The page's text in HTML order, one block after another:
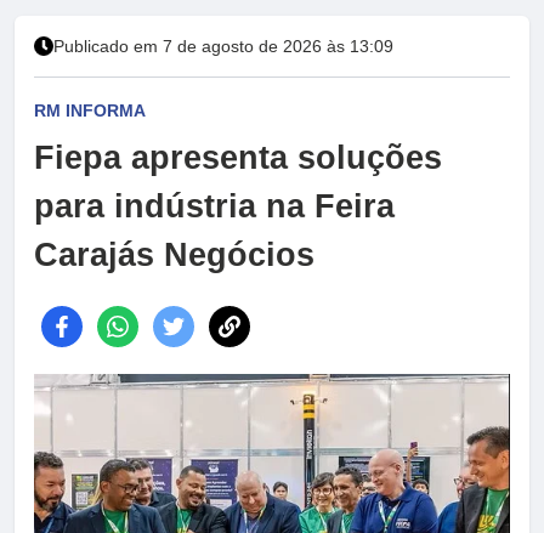
Publicado em 7 de agosto de 2026 às 13:09
RM INFORMA
Fiepa apresenta soluções
para indústria na Feira
Carajás Negócios